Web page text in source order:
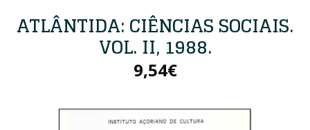
ATLÂNTIDA: CIÊNCIAS SOCIAIS.
VOL. II, 1988.
9,54€